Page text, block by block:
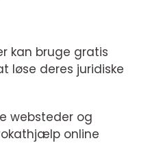
kan bruge gratis
løse deres juridiske
websteder og
online